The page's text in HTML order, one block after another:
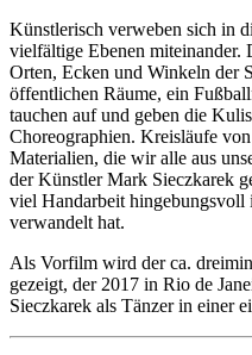
Künstlerisch verweben sich in
vielfältige Ebenen miteinander.
Orten, Ecken und Winkeln der
öffentlichen Räume, ein
tauchen auf und geben die
Choreographien. Kreisläufe
Materialien, die wir alle aus
der Künstler Mark Sieczkarek
viel Handarbeit
verwandelt hat.
Als Vorfilm wird der ca.
gezeigt, der 2017 in Rio de
Sieczkarek als Tänzer in einer